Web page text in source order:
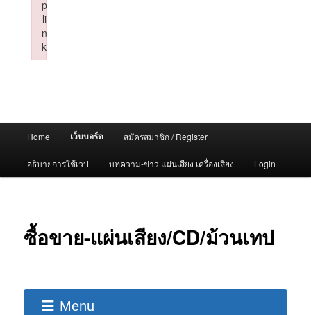
Home เว็บบอร์ด สมัครสมาชิก / Register
อธิบายการใช้เวป บทความ-ข่าว แผ่นเสียง เครื่องเสียง Login
ซื้อขาย-แผ่นเสียง/CD/ม้วนเทป
Menu
p
li
n
k
Failed to initialize plugin: wplink